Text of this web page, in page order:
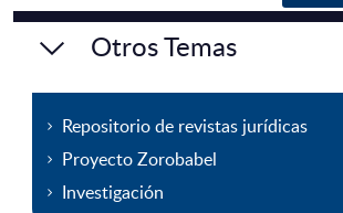
Otros Temas
Repositorio de revistas jurídicas
Proyecto Zorobabel
Investigación